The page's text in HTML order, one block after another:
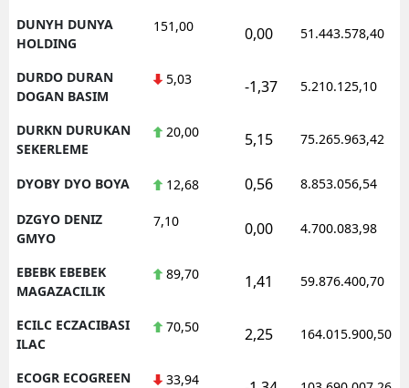
DUNYH DUNYA
HOLDING
151,00 0,00 51.443.578,40
DURDO DURAN
DOGAN BASIM
5,03 -1,37 5.210.125,10
DURKN DURUKAN
SEKERLEME
20,00 5,15 75.265.963,42
DYOBY DYO BOYA 12,68 0,56 8.853.056,54
DZGYO DENIZ
GMYO
7,10 0,00 4.700.083,98
EBEBK EBEBEK
MAGAZACILIK
89,70 1,41 59.876.400,70
ECILC ECZACIBASI
ILAC
70,50 2,25 164.015.900,50
ECOGR ECOGREEN
33,94